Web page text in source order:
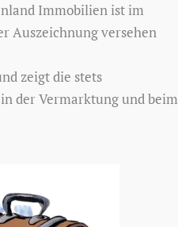
Immobilien ist im
Auszeichnung versehen
zeigt die stets
der Vermarktung und beim